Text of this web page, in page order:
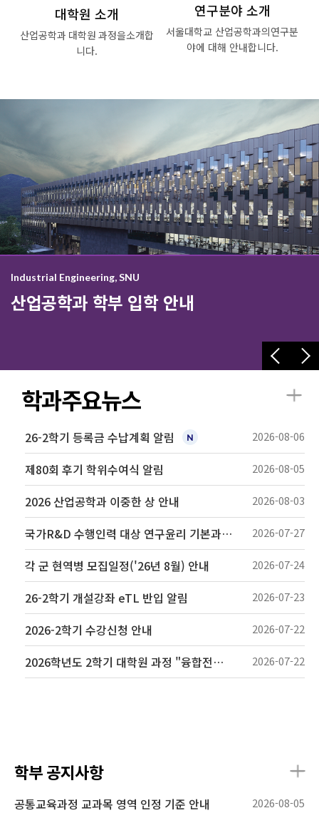
대학원 소개
산업공학과 대학원 과정을소개합
니다.
연구분야 소개
서울대학교 산업공학과의연구분
야에 대해 안내합니다.
Industrial Engineering, SNU
산업공학과 학부 입학 안내
학과주요뉴스
26-2학기 등록금 수납계획 알림 2026-08-06
제80회 후기 학위수여식 알림 2026-08-05
2026 산업공학과 이중한 상 안내 2026-08-03
국가R&D 수행인력 대상 연구윤리 기본과정(2기) 교육 안내 2026-07-27
각 군 현역병 모집일정('26년 8월) 안내 2026-07-24
26-2학기 개설강좌 eTL 반입 알림 2026-07-23
2026-2학기 수강신청 안내 2026-07-22
2026학년도 2학기 대학원 과정 "융합전공 에너지저장장치 자원회수-순환경제' 신규 진입생 모집 안내 2026-07-22
학부 공지사항
공통교육과정 교과목 영역 인정 기준 안내 2026-08-05